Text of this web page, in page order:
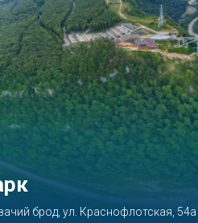
1/6, микрорайон Центральный